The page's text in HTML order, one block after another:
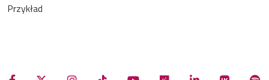
Przykład